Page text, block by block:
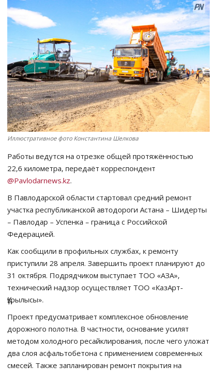
МИР
СПОРТ
Чек-лист
РАЗВЛЕЧЕНИЯ
OFFICIAL
Курултай
Язык
Қазақша Русский
Иллюстративное фото Константина Шелкова
Работы ведутся на отрезке общей протяжённостью
22,6 километра, передаёт корреспондент
@Pavlodarnews.kz.
В Павлодарской области стартовал средний ремонт
участка республиканской автодороги Астана – Шидерты
– Павлодар – Успенка – граница с Российской
Федерацией.
Как сообщили в профильных службах, к ремонту
приступили 28 апреля. Завершить проект планируют до
31 октября. Подрядчиком выступает ТОО «АЗА»,
технический надзор осуществляет ТОО «КазАрт-
Құрылысы».
Проект предусматривает комплексное обновление
дорожного полотна. В частности, основание усилят
методом холодного ресайклирования, после чего уложат
два слоя асфальтобетона с применением современных
смесей. Также запланирован ремонт покрытия на